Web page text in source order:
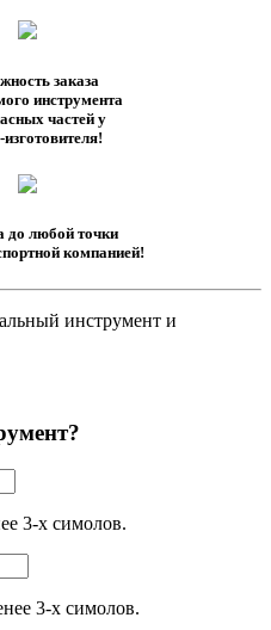
заказа
инструмента
частей у
изготовителя!
до любой точки
компанией!
инструмент и
3-х симолов.
3-х симолов.